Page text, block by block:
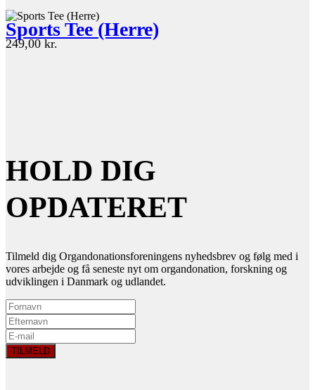
Sports Tee (Herre)
249,00kr.
HOLD DIG
OPDATERET
Tilmeld dig Organdonationsforeningens nyhedsbrev og følg med i
vores arbejde og få seneste nyt om organdonation, forskning og
udviklingen i Danmark og udlandet.